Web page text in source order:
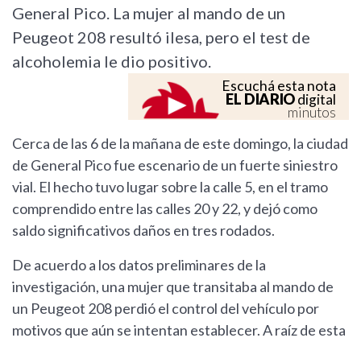
General Pico. La mujer al mando de un
Peugeot 208 resultó ilesa, pero el test de
alcoholemia le dio positivo.
Escuchá esta nota
EL DIARIOdigital
minutos
Cerca de las 6 de la mañana de este domingo, la ciudad
de General Pico fue escenario de un fuerte siniestro
vial. El hecho tuvo lugar sobre la calle 5, en el tramo
comprendido entre las calles 20 y 22, y dejó como
saldo significativos daños en tres rodados.
De acuerdo a los datos preliminares de la
investigación, una mujer que transitaba al mando de
un Peugeot 208 perdió el control del vehículo por
motivos que aún se intentan establecer. A raíz de esta